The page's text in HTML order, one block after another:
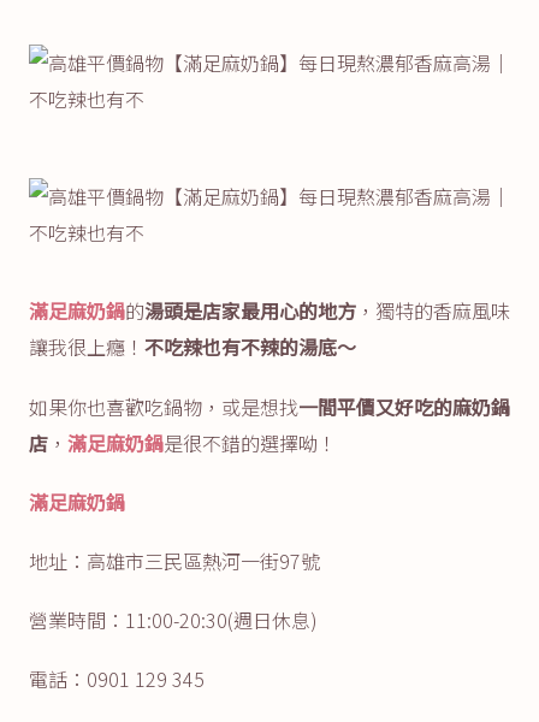
滿足麻奶鍋的湯頭是店家最用心的地方 ，獨特的香麻風味
讓我很上癮！ 不吃辣也有不辣的湯底～
如果你也喜歡吃鍋物，或是想找一間平價又好吃的麻奶鍋
店 ， 滿足麻奶鍋是很不錯的選擇呦！
滿足麻奶鍋
地址：高雄市三民區熱河一街97號
營業時間：11:00-20:30(週日休息)
電話：0901 129 345